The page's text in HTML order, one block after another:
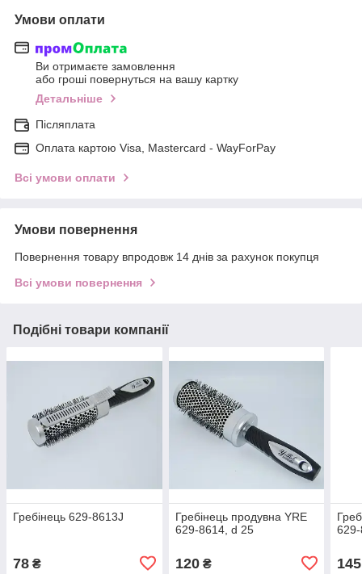
Умови оплати
Ви отримаєте замовлення
або гроші повернуться на вашу картку
Детальніше
Післяплата
Оплата картою Visa, Mastercard - WayForPay
Всі умови оплати
Умови повернення
Повернення товару впродовж 14 днів за рахунок покупця
Всі умови повернення
Подібні товари компанії
Гребінець 629-8613J
78 ₴
Гребінець продувна YRE
629-8614, d 25
120₴ 145